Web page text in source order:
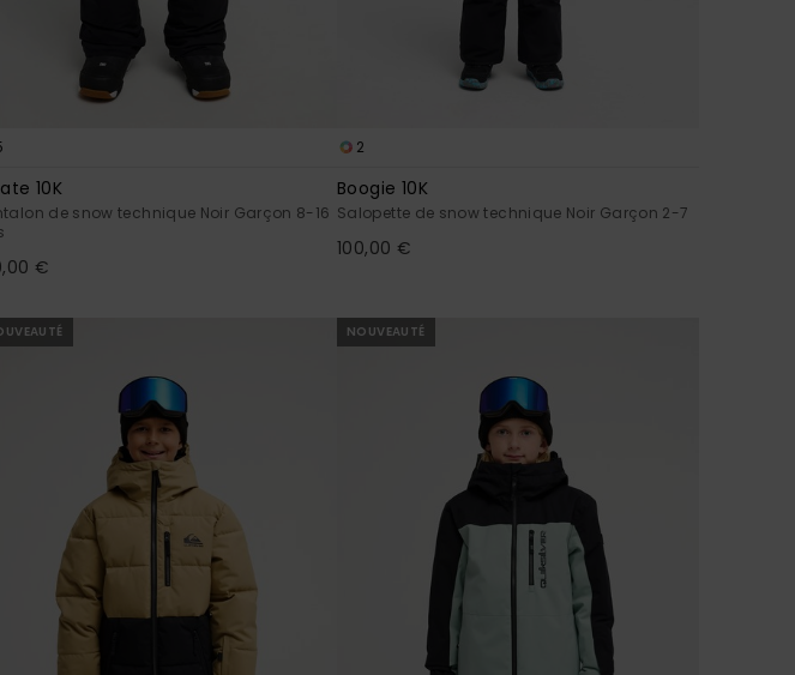
10K
de snow technique Noir Garçon 8-16
€
2
Boogie 10K
Salopette de snow technique Noir Garçon 2-7
100,00 €
NOUVEAUTÉ